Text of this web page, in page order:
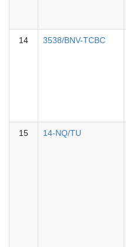
14 3538/BNV-TCBC
15 14-NQ/TU